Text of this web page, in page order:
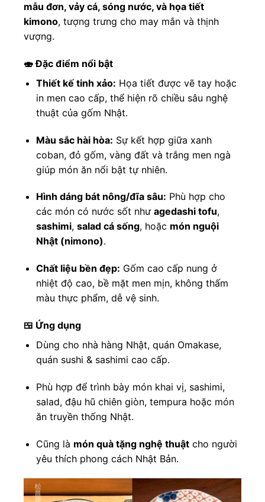
mẫu đơn, vảy cá, sóng nước, và họa tiết
kimono, tượng trưng cho may mắn và thịnh
vượng.
🍣 Đặc điểm nổi bật
Thiết kế tinh xảo: Họa tiết được vẽ tay hoặc
in men cao cấp, thể hiện rõ chiều sâu nghệ
thuật của gốm Nhật.
Màu sắc hài hòa: Sự kết hợp giữa xanh
coban, đỏ gốm, vàng đất và trắng men ngà
giúp món ăn nổi bật tự nhiên.
Hình dáng bát nông/đĩa sâu: Phù hợp cho
các món có nước sốt như agedashi tofu,
sashimi, salad cá sống, hoặc món nguội
Nhật (nimono).
Chất liệu bền đẹp: Gốm cao cấp nung ở
nhiệt độ cao, bề mặt men mịn, không thấm
màu thực phẩm, dễ vệ sinh.
🍱 Ứng dụng
Dùng cho nhà hàng Nhật, quán Omakase,
quán sushi & sashimi cao cấp.
Phù hợp để trình bày món khai vị, sashimi,
salad, đậu hũ chiên giòn, tempura hoặc món
ăn truyền thống Nhật.
Cũng là món quà tặng nghệ thuậtcho người
yêu thích phong cách Nhật Bản.